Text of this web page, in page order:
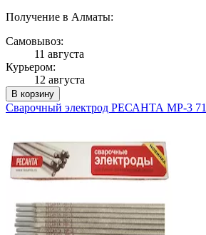
Получение в Алматы:
Самовывоз:
11 августа
Курьером:
12 августа
В корзину
Сварочный электрод РЕСАНТА МР-3